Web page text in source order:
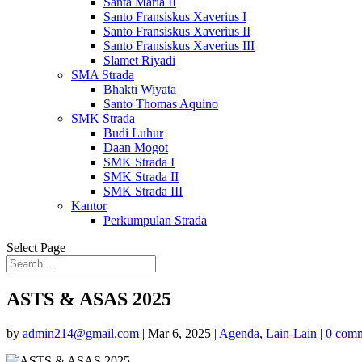
Santo Fransiskus Xaverius I
Santo Fransiskus Xaverius II
Santo Fransiskus Xaverius III
Slamet Riyadi
SMA Strada
Bhakti Wiyata
Santo Thomas Aquino
SMK Strada
Budi Luhur
Daan Mogot
SMK Strada I
SMK Strada II
SMK Strada III
Kantor
Perkumpulan Strada
Select Page
ASTS & ASAS 2025
by admin214@gmail.com | Mar 6, 2025 | Agenda, Lain-Lain | 0